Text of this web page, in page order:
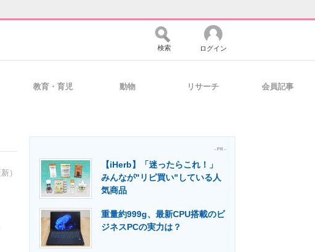
リーダーのコミュニティ マーケ×ITの今がよく分かる
業のIT導入・活用を支援
検索 ログイン
教育・育児 動物 リサーチ 会員記事
）
- PR -
【iHerb】「迷ったらこれ！」
みんなが"リピ買い"している人
気商品
重量約999g、最新CPU搭載のビ
ジネスPCの実力は？